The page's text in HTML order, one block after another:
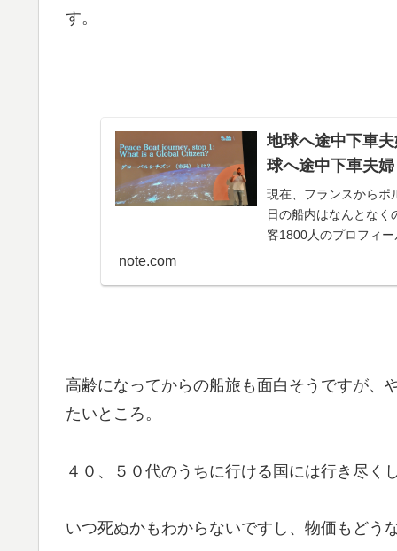
す。
地球へ途中下車
球へ途中下車夫婦
現在、フランスからポ
日の船内はなんとな
客1800人のプロフィ
note.com
高齢になってからの船旅も面白そうですが、
たいところ。
４０、５０代のうちに行ける国には行き尽く
いつ死ぬかもわからないですし、物価もどう